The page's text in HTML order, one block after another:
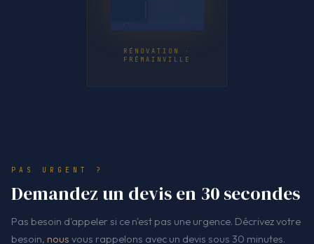
RÉNOVATION ·
FRÉMAINVILLE
PAS URGENT ?
Demandez un devis en 30 secondes
Pas besoin d'appeler si ce n'est pas une urgence. Décrivez votre
besoin, nous vous rappelons avec un devis sous 30 minutes.